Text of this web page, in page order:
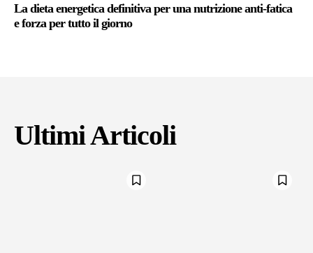
La dieta energetica definitiva per una nutrizione anti-fatica
e forza per tutto il giorno
Ultimi Articoli